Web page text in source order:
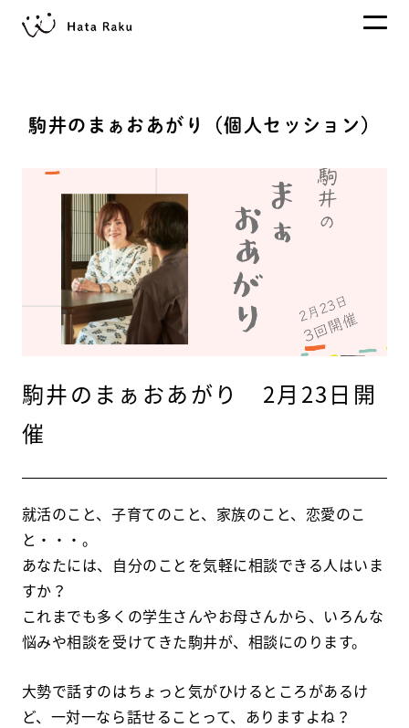
駒井のまぁおあがり（個人セッション）
駒井のまぁおあがり 2月23日開
催
就活のこと、子育てのこと、家族のこと、恋愛のこ
と・・・。
あなたには、自分のことを気軽に相談できる人はいま
すか？
これまでも多くの学生さんやお母さんから、いろんな
悩みや相談を受けてきた駒井が、相談にのります。
大勢で話すのはちょっと気がひけるところがあるけ
ど、一対一なら話せることって、ありますよね？